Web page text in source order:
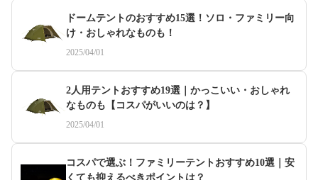
ドームテントのおすすめ15選！ソロ・ファミリー向
け・おしゃれなものも！
2025/04/01
2人用テントおすすめ19選｜かっこいい・おしゃれ
なものも【コスパがいいのは？】
2025/04/01
コスパで選ぶ！ファミリーテントおすすめ10選｜安
くても抑えるべきポイントは？